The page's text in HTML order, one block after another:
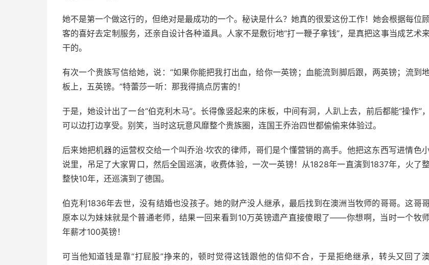
她不是第一个做这行的，但绝对是最成功的一个。秘诀是什么？她真的很爱这份工作！她会根据每位
客的喜好去定制服务，还亲自设计各种道具。人家不是敷衍地“打一鞭子拿钱”，是真把这事当成艺术
干的。
有次一个贵族写信给她，说：“如果你能把我打出血，给你一英镑；血能流到脚后跟，两英镑；流到
板上，五英镑。”特蕾莎一听：那我得搞点厉害的！
于是，她设计出了一台“伯克利木马”。长得像竖起来的床板，中间有洞，人趴上去，前后都能“操作”，
可以边打边享受。别笑，当时这玩意风靡整个贵族圈，连国王乔治四世都偷偷来体验过。
后来她把机器的运营权交给一个叫乔治·坎农的律师，哥们是个懂营销的高手。他把这东西写进情色
说里，吊足了大家胃口，然后全国巡演，收费体验，一次一英镑！从1828年一直演到1837年，火了
整快10年，还巡演到了德国。
伯克利1836年去世，没有结婚也没孩子。她的财产没人继承，最后找到在澳洲当牧师的哥哥。这哥
原本以为妹妹就是个普通老师，结果一回来看到10万英镑遗产直接傻眼了——你想啊，当时一个牧
年薪才100英镑！
可当他知道钱是靠“打屁股”挣来的，顿时觉得这钱跟他的信仰不合，于是拒绝继承，转头又回了